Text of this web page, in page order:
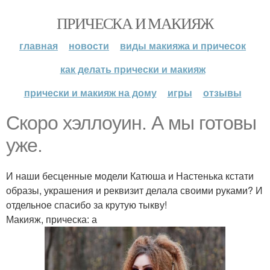
ПРИЧЕСКА И МАКИЯЖ
главная новости
виды макияжа и причесок
как делать прически и макияж
прически и макияж на дому
игры отзывы
Скоро хэллоуин. А мы готовы
уже.
И наши бесценные модели Катюша и Настенька кстати
образы, украшения и реквизит делала своими руками? И
отдельное спасибо за крутую тыкву!
Макияж, прическа: а